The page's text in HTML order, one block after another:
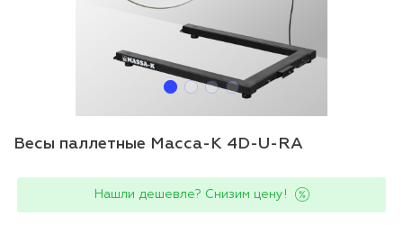
Весы паллетные Масса-К 4D-U-RA
Нашли дешевле? Снизим цену!